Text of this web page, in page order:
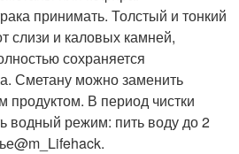
принимать. Толстый и тонкий
слизи и каловых камней,
сохраняется
Сметану можно заменить
В период чистки
водный режим: пить воду до 2